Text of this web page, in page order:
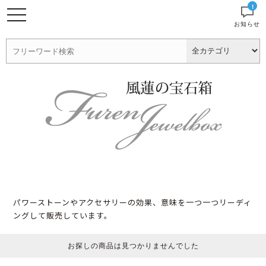
パワーストーンやアクセサリーの効果、意味を一つ一つリーディ
ングして販売しています。
!
お知らせ
お探しの商品は見つかりませんでした